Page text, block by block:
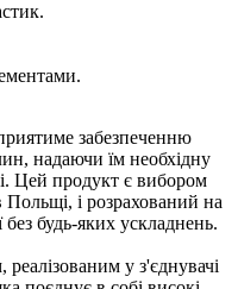
забезпеченню
надаючи їм необхідну
Цей продукт є вибором
Польщі, і розрахований на
без будь-яких ускладнень.
у з'єднувачі